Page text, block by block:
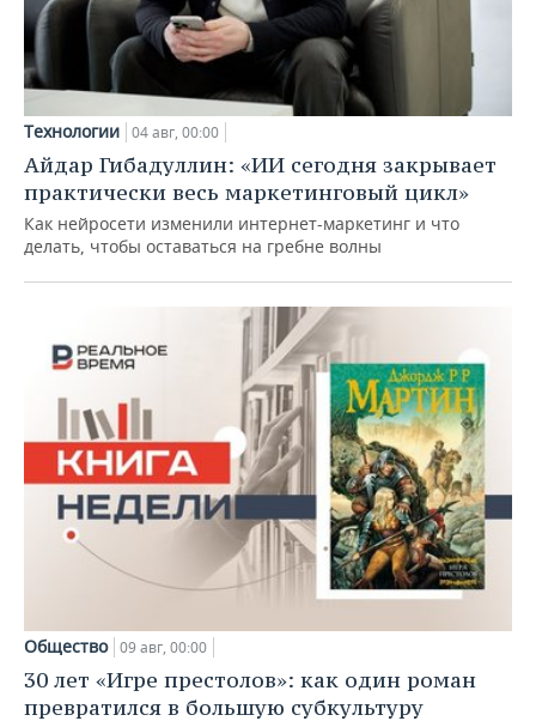
Технологии 04 авг, 00:00
Айдар Гибадуллин: «ИИ сегодня закрывает
практически весь маркетинговый цикл»
Как нейросети изменили интернет-маркетинг и что
делать, чтобы оставаться на гребне волны
Общество 09 авг, 00:00
30 лет «Игре престолов»: как один роман
превратился в большую субкультуру